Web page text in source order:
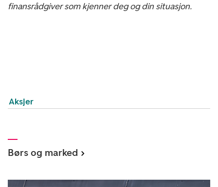
finansrådgiver som kjenner deg og din situasjon.
Aksjer
Børs og marked